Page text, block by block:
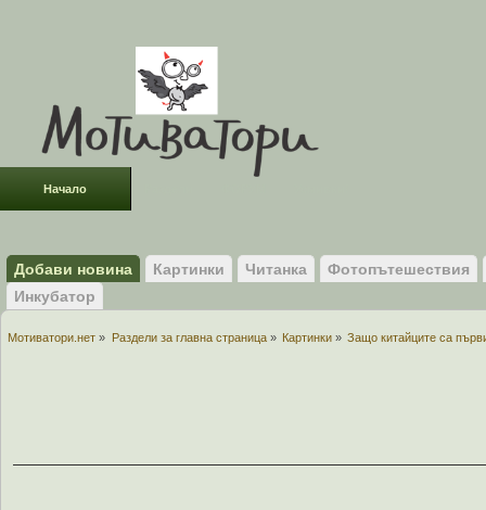
Начало
Добави новина Картинки Читанка
Фотопътешествия
Инкубатор
Мотиватори.нет » Раздели за главна страница» Картинки» Защо китайците са